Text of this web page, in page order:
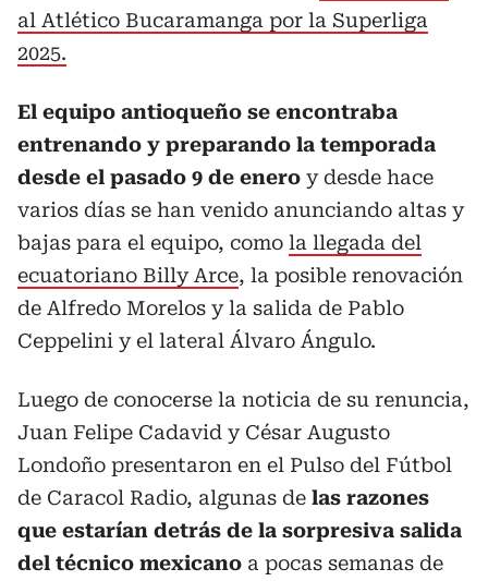
al Atlético Bucaramanga por la Superliga
2025.
El equipo antioqueño se encontraba
entrenando y preparando la temporada
desde el pasado 9 de enero y desde hace
varios días se han venido anunciando altas y
bajas para el equipo, como la llegada del
ecuatoriano Billy Arce, la posible renovación
de Alfredo Morelos y la salida de Pablo
Ceppelini y el lateral Álvaro Ángulo.
Luego de conocerse la noticia de su renuncia,
Juan Felipe Cadavid y César Augusto
Londoño presentaron en el Pulso del Fútbol
de Caracol Radio, algunas de las razones
que estarían detrás de la sorpresiva salida
del técnico mexicano a pocas semanas de